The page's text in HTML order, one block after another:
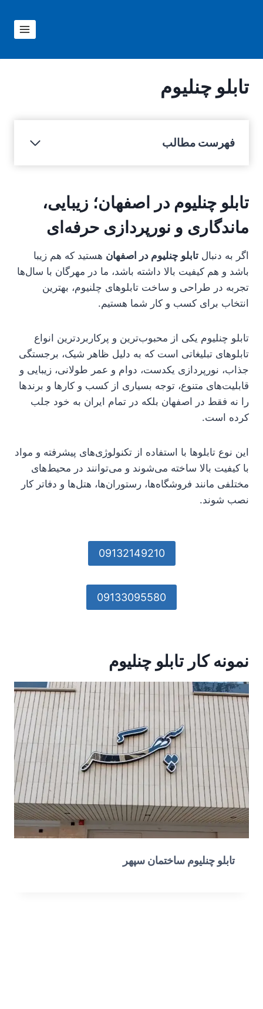
تابلو چنلیوم
فهرست مطالب
تابلو چنلیوم در اصفهان؛ زیبایی،
ماندگاری و نورپردازی حرفه‌ای
اگر به دنبال تابلو چنلیوم در اصفهان هستید که هم زیبا
باشد و هم کیفیت بالا داشته باشد، ما در مهرگان با سال‌ها
تجربه در طراحی و ساخت تابلوهای چلنیوم، بهترین
انتخاب برای کسب و کار شما هستیم.
تابلو چنلیوم یکی از محبوب‌ترین و پرکاربردترین انواع
تابلوهای تبلیغاتی است که به دلیل ظاهر شیک، برجستگی
جذاب، نورپردازی یکدست، دوام و عمر طولانی، زیبایی و
قابلیت‌های متنوع، توجه بسیاری از کسب‌ و کارها و برندها
را نه فقط در اصفهان بلکه در تمام ایران به خود جلب
کرده است.
این نوع تابلوها با استفاده از تکنولوژی‌های پیشرفته و مواد
با کیفیت بالا ساخته می‌شوند و می‌توانند در محیط‌های
مختلفی مانند فروشگاه‌ها، رستوران‌ها، هتل‌ها و دفاتر کار
نصب شوند.
09132149210
09133095580
نمونه کار تابلو چنلیوم
تابلو چنلیوم ساختمان سپهر